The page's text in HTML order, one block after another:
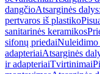
dangčioAtsarginės
pertvaros iš plastiko
sanitarinės keramikos
sifonų priedaiNuleidimo
adapteriaiAtsarginės
ir adapteriaiTvirtinimai